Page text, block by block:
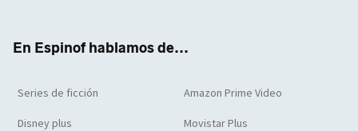
En Espinof hablamos de...
Series de ficción Amazon Prime Video
Disney plus Movistar Plus